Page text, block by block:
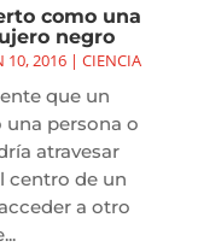
como una
negro
10, 2016| CIENCIA
que un
persona o
atravesar
centro de un
a otro